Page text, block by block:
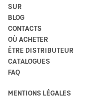
SUR
BLOG
CONTACTS
OÙ ACHETER
ÊTRE DISTRIBUTEUR
CATALOGUES
FAQ
MENTIONS LÉGALES